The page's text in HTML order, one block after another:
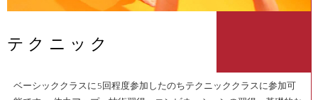
テクニック
ベーシッククラスに5回程度参加したのちテクニッククラスに参加可